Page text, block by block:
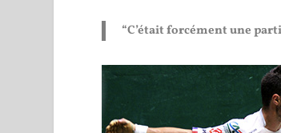
“C’était forcément une